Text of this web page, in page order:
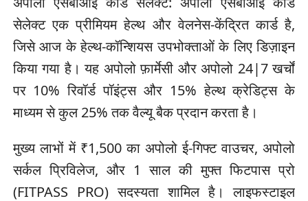
सेलेक्ट एक प्रीमियम हेल्थ और वेलनेस-केंद्रित कार्ड है,
जिसे आज के हेल्थ-कॉन्शियस उपभोक्ताओं के लिए डिज़ाइन
किया गया है। यह अपोलो फ़ार्मेसी और अपोलो 24|7 खर्चों
पर 10% रिवॉर्ड पॉइंट्स और 15% हेल्थ क्रेडिट्स के
माध्यम से कुल 25% तक वैल्यू बैक प्रदान करता है।
मुख्य लाभों में ₹1,500 का अपोलो ई-गिफ्ट वाउचर, अपोलो
सर्कल प्रिविलेज, और 1 साल की मुफ्त फिटपास प्रो
(FITPASS PRO) सदस्यता शामिल है। लाइफस्टाइल